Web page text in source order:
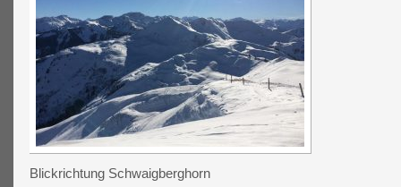
Blickrichtung Schwaigberghorn